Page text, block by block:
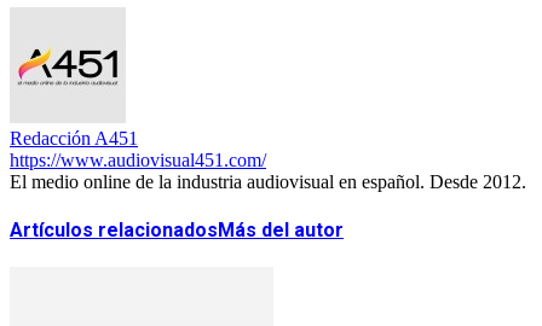
Redacción A451
https://www.audiovisual451.com/
El medio online de la industria audiovisual en español. Desde 2012.
Artículos relacionadosMás del autor